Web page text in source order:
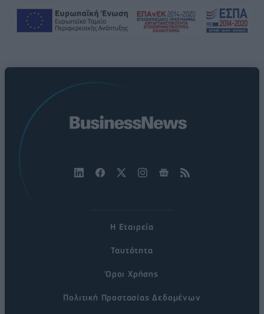
Η Εταιρεία
Ταυτότητα
Όροι Χρήσης
Πολιτική Προστασίας Δεδομένων